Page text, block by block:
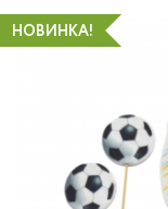
НОВИНКА!